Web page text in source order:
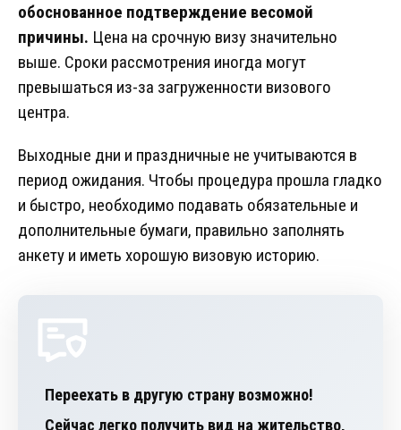
обоснованное подтверждение весомой
причины. Цена на срочную визу значительно
выше. Сроки рассмотрения иногда могут
превышаться из-за загруженности визового
центра.
Выходные дни и праздничные не учитываются в
период ожидания. Чтобы процедура прошла гладко
и быстро, необходимо подавать обязательные и
дополнительные бумаги, правильно заполнять
анкету и иметь хорошую визовую историю.
Переехать в другую страну возможно!
Сейчас легко получить вид на жительство,